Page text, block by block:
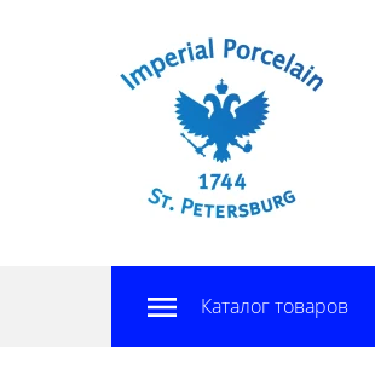
Каталог товаров